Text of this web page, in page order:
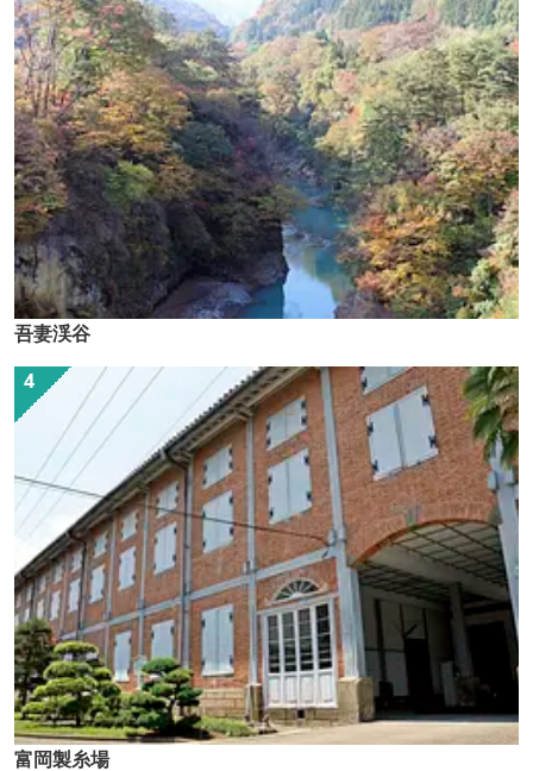
吾妻渓谷
富岡製糸場